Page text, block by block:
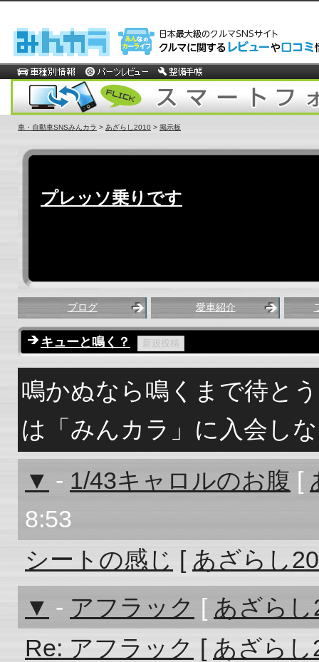
車・自動車SNSみんカラ > あざらし2010 > 掲示板
プレッソ乗りです
ブログ 愛車紹介
キューと鳴く？
鳴かぬなら鳴くまで待と
は「みんカラ」に入会し
▼ - 1/43キャロルのお腹 [
8:53
シートの感じ [ あざらし
▼ - アフラック [ あざら
Re: アフラック [ あざらし